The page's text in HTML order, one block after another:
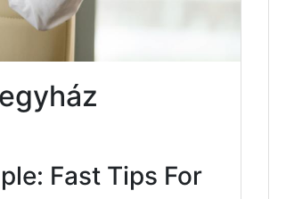
Fast Tips For